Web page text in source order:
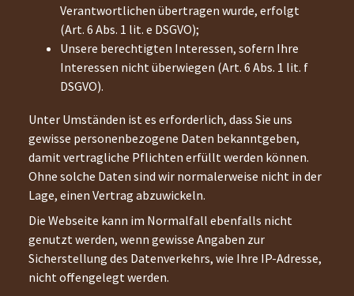
Verantwortlichen übertragen wurde, erfolgt
(Art. 6 Abs. 1 lit. e DSGVO);
Unsere berechtigten Interessen, sofern Ihre
Interessen nicht überwiegen (Art. 6 Abs. 1 lit. f
DSGVO).
Unter Umständen ist es erforderlich, dass Sie uns
gewisse personenbezogene Daten bekanntgeben,
damit vertragliche Pflichten erfüllt werden können.
Ohne solche Daten sind wir normalerweise nicht in der
Lage, einen Vertrag abzuwickeln.
Die Webseite kann im Normalfall ebenfalls nicht
genutzt werden, wenn gewisse Angaben zur
Sicherstellung des Datenverkehrs, wie Ihre IP-Adresse,
nicht offengelegt werden.